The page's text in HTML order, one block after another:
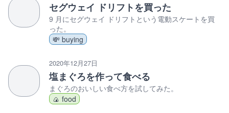
セグウェイ ドリフトを買った
9 月にセグウェイ ドリフトという電動スケートを買
った。
💸 buying
2020年12月27日
塩まぐろを作って食べる
まぐろのおいしい食べ方を試してみた。
🍙 food